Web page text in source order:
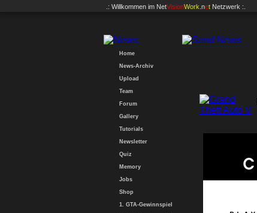
.: Willkommen im NetVisionWork .net Netzwerk :.
Home
News-Archiv
Upload
Team
Forum
Gallery
Tutorials
Newsletter
Quiz
Memory
Jobs
Shop
1. GTA-Gewinnspiel